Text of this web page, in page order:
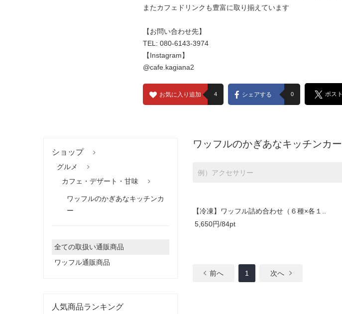
またカフェドリンクも豊富に取り揃えています
【お問い合わせ先】
TEL: 080-6143-3974
【Instagram】
@cafe.kagiana2
お気に入り追加 4 シェアする 0 ポスト
ショップ
グルメ
カフェ・デザート・甘味
ワッフルのかぎあなキッチンカ
ー
全ての取扱い通販商品
ワッフル通販商品
人気商品ランキング
ワッフルのかぎあなキッチンカー
【冷凍】ワッフル詰め合わせ（６種×各１..
5,650円/84pt
前へ 1 次へ